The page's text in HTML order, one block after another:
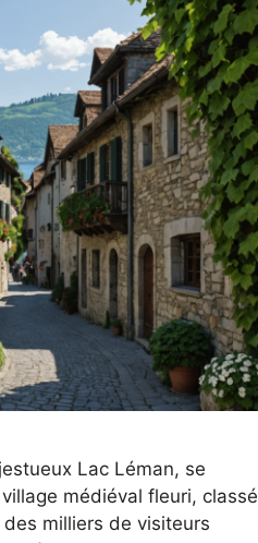
Lac Léman, se
médiéval fleuri, classé
milliers de visiteurs